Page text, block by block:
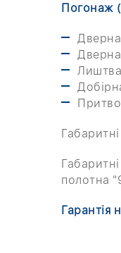
Погонаж
полотна
Гарантія